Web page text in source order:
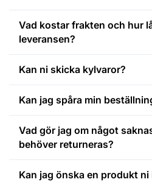
Vad kostar frakten och hur
leveransen?
Kan ni skicka kylvaror?
Kan jag spåra min
Vad gör jag om något
behöver returneras?
Kan jag önska en produkt ni